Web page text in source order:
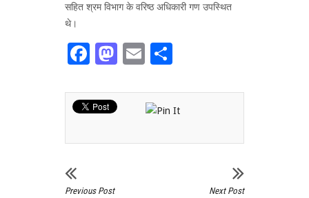
सहित श्रम विभाग के वरिष्ठ अधिकारी गण उपस्थित
थे।
Facebook
Mastodon
Email
Previous Post Next Post